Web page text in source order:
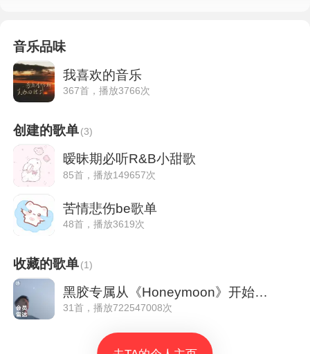
音乐品味
我喜欢的音乐
367首，播放3766次
创建的歌单(3)
暧昧期必听R&B小甜歌
85首，播放149657次
苦情悲伤be歌单
48首，播放3619次
收藏的歌单(1)
黑胶专属从《Honeymoon》开始听|会员雷达
31首，播放722547008次